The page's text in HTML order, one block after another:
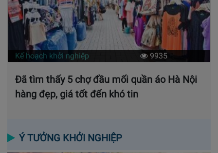
Kế hoạch khởi nghiệp 9935
Đã tìm thấy 5 chợ đầu mối quần áo Hà Nội
hàng đẹp, giá tốt đến khó tin
Ý TƯỞNG KHỞI NGHIỆP